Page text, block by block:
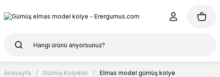
Anasayfa Gümüş Kolyeler Elmas model gümüş kolye